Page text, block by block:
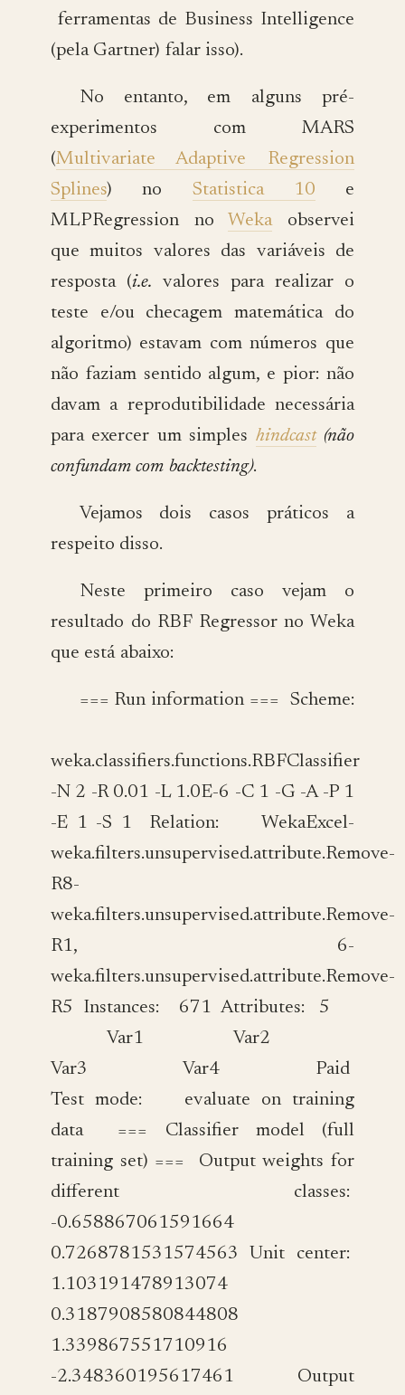
ferramentas de Business Intelligence
(pela Gartner) falar isso).
No entanto, em alguns pré-
experimentos com MARS
(Multivariate Adaptive Regression
Splines) no Statistica 10 e
MLPRegression no Wekaobservei
que muitos valores das variáveis de
resposta (i.e. valores para realizar o
teste e/ou checagem matemática do
algoritmo) estavam com números que
não faziam sentido algum, e pior: não
davam a reprodutibilidade necessária
para exercer um simples hindcast(não
confundam com backtesting).
Vejamos dois casos práticos a
respeito disso.
Neste primeiro caso vejam o
resultado do RBF Regressor no Weka
que está abaixo:
=== Run information === Scheme:
weka.classifiers.functions.RBFClassifier
-N 2 -R 0.01 -L 1.0E-6 -C 1 -G -A -P 1
-E 1 -S 1 Relation: WekaExcel-
weka.filters.unsupervised.attribute.Remove-
R8-
weka.filters.unsupervised.attribute.Remove-
R1, 6-
weka.filters.unsupervised.attribute.Remove-
R5 Instances: 671 Attributes: 5
Var1 Var2
Var3 Var4 Paid
Test mode: evaluate on training
data === Classifier model (full
training set) === Output weights for
different classes:
-0.658867061591664
0.7268781531574563 Unit center:
1.103191478913074
0.3187908580844808
1.339867551710916
-2.348360195617461 Output